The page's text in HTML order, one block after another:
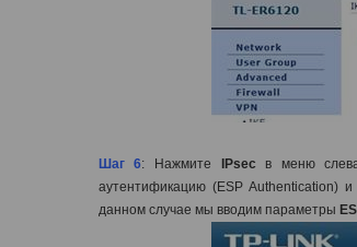
Шаг 6: Нажмите IPsec в меню
аутентификацию (ESP Authentication)
данном случае мы вводим параметры